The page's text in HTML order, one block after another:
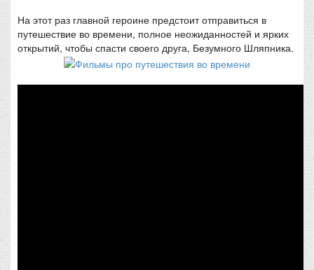
На этот раз главной героине предстоит отправиться в
путешествие во времени, полное неожиданностей и ярких
открытий, чтобы спасти своего друга, Безумного Шляпника.